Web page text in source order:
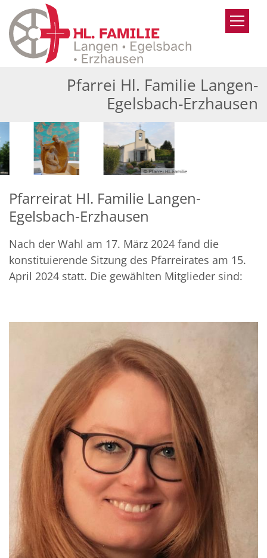
Zum Inhalt springen
Pfarrei Hl. Familie Langen-
Egelsbach-Erzhausen
Pfarreirat Hl. Familie Langen-
Egelsbach-Erzhausen
Nach der Wahl am 17. März 2024 fand die
konstituierende Sitzung des Pfarreirates am 15.
April 2024 statt. Die gewählten Mitglieder sind: